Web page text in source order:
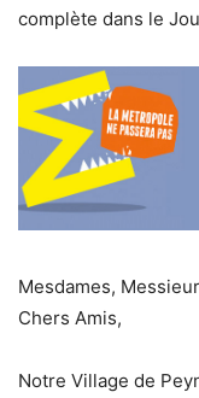
complète dans le
Mesdames,
Chers Amis,
Notre Village de